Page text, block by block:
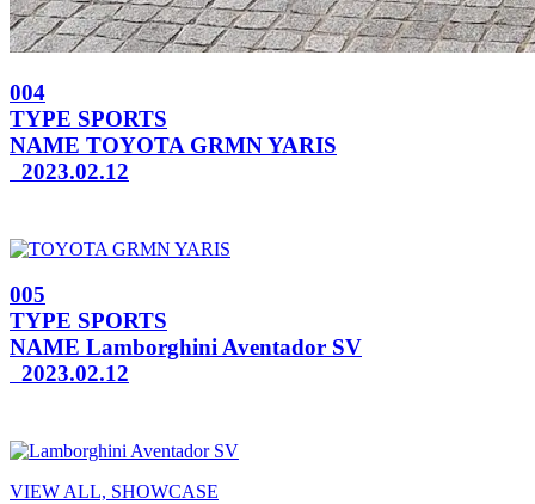
004
TYPE SPORTS
NAME TOYOTA GRMN YARIS
2023.02.12
005
TYPE SPORTS
NAME Lamborghini Aventador SV
2023.02.12
VIEW ALL, SHOWCASE